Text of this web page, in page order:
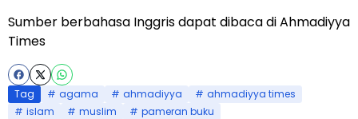
Sumber berbahasa Inggris dapat dibaca diAhmadiyya
Times
Tag agama ahmadiyya
ahmadiyya times
islam
muslim pameran buku